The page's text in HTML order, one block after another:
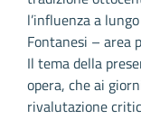
l’influenza a
Fontanesi – area
Il tema della
opera, che ai
rivalutazione